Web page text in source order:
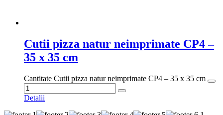
Cutii pizza natur neimprimate CP4 –
35 x 35 cm
Cantitate Cutii pizza natur neimprimate CP4 – 35 x 35 cm
Detalii